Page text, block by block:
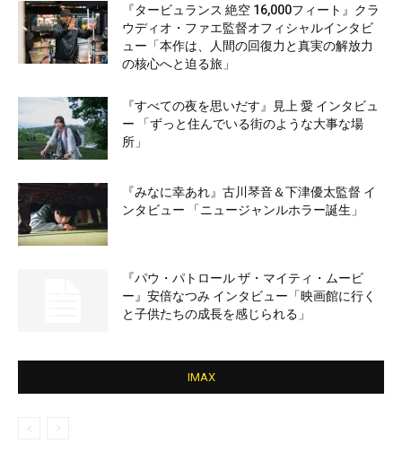
『タービュランス 絶空 16,000フィート』クラ
ウディオ・ファエ監督オフィシャルインタビ
ュー「本作は、人間の回復力と真実の解放力
の核心へと迫る旅」
『すべての夜を思いだす』見上 愛 インタビュ
ー 「ずっと住んでいる街のような大事な場
所」
『みなに幸あれ』古川琴音＆下津優太監督 イ
ンタビュー 「ニュージャンルホラー誕生」
『パウ・パトロール ザ・マイティ・ムービ
ー』安倍なつみ インタビュー「映画館に行く
と子供たちの成長を感じられる」
IMAX